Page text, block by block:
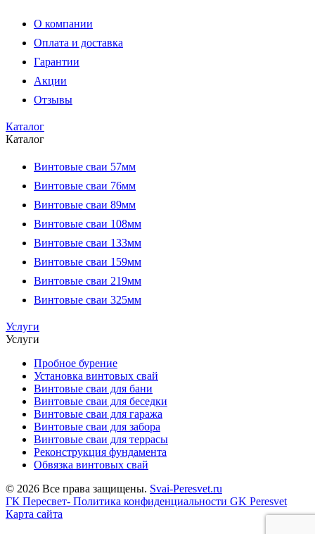
О компании
Оплата и доставка
Гарантии
Акции
Отзывы
Каталог
Каталог
Винтовые сваи 57мм
Винтовые сваи 76мм
Винтовые сваи 89мм
Винтовые сваи 108мм
Винтовые сваи 133мм
Винтовые сваи 159мм
Винтовые сваи 219мм
Винтовые сваи 325мм
Услуги
Услуги
Пробное бурение
Установка винтовых свай
Винтовые сваи для бани
Винтовые сваи для беседки
Винтовые сваи для гаража
Винтовые сваи для забора
Винтовые сваи для террасы
Реконструкция фундамента
Обвязка винтовых свай
© 2026 Все права защищены. Svai-Peresvet.ru
ГК Пересвет- Политика конфиденциальности GK Peresvet
Карта сайта